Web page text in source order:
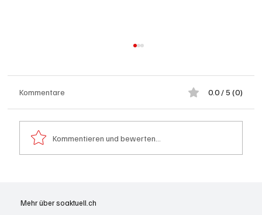
Kommentare 0.0 / 5 (0)
Kommentieren und bewerten...
Mehr über soaktuell.ch